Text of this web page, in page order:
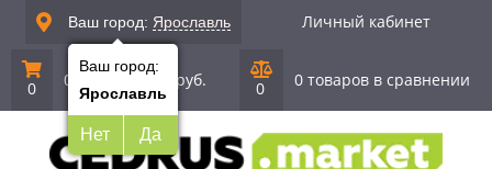
Ваш город: Ярославль
Ваш город:
Ярославль
Нет Да
Личный кабинет
0 0 позиций | 0 руб. 0 0 товаров в сравнении